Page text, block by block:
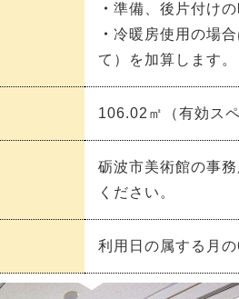
・ 準備、後片付け
・ 冷暖房使用の場
て）を加算します。
106.02㎡（有効ス
砺波市美術館の事
ください。
利用日の属する月